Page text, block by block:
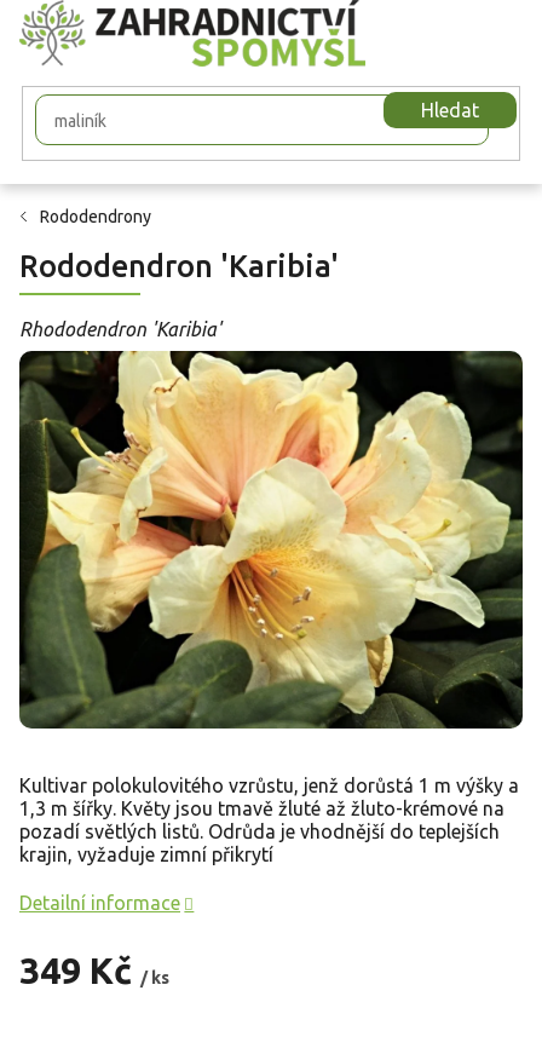
Přejít
na
obsah
Hledat
Rododendrony
Rododendron 'Karibia'
Rhododendron 'Karibia'
349 Kč / ks
Kultivar polokulovitého vzrůstu, jenž dorůstá 1 m výšky a
1,3 m šířky. Květy jsou tmavě žluté až žluto-krémové na
pozadí světlých listů. Odrůda je vhodnější do teplejších
krajin, vyžaduje zimní přikrytí
Detailní informace